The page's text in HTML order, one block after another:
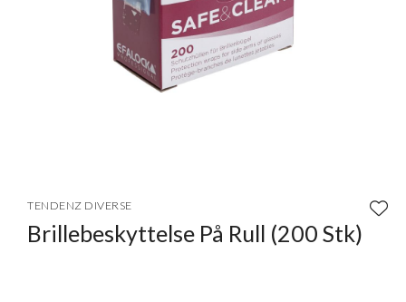
of
1
TENDENZ DIVERSE
Brillebeskyttelse På Rull (200 Stk)